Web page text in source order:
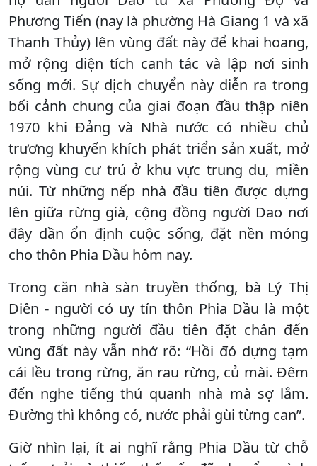
Phương Tiến (nay là phường Hà Giang 1 và xã
Thanh Thủy) lên vùng đất này để khai hoang,
mở rộng diện tích canh tác và lập nơi sinh
sống mới. Sự dịch chuyển này diễn ra trong
bối cảnh chung của giai đoạn đầu thập niên
1970 khi Đảng và Nhà nước có nhiều chủ
trương khuyến khích phát triển sản xuất, mở
rộng vùng cư trú ở khu vực trung du, miền
núi. Từ những nếp nhà đầu tiên được dựng
lên giữa rừng già, cộng đồng người Dao nơi
đây dần ổn định cuộc sống, đặt nền móng
cho thôn Phia Dầu hôm nay.
Trong căn nhà sàn truyền thống, bà Lý Thị
Diên - người có uy tín thôn Phia Dầu là một
trong những người đầu tiên đặt chân đến
vùng đất này vẫn nhớ rõ: “Hồi đó dựng tạm
cái lều trong rừng, ăn rau rừng, củ mài. Đêm
đến nghe tiếng thú quanh nhà mà sợ lắm.
Đường thì không có, nước phải gùi từng can”.
Giờ nhìn lại, ít ai nghĩ rằng Phia Dầu từ chỗ